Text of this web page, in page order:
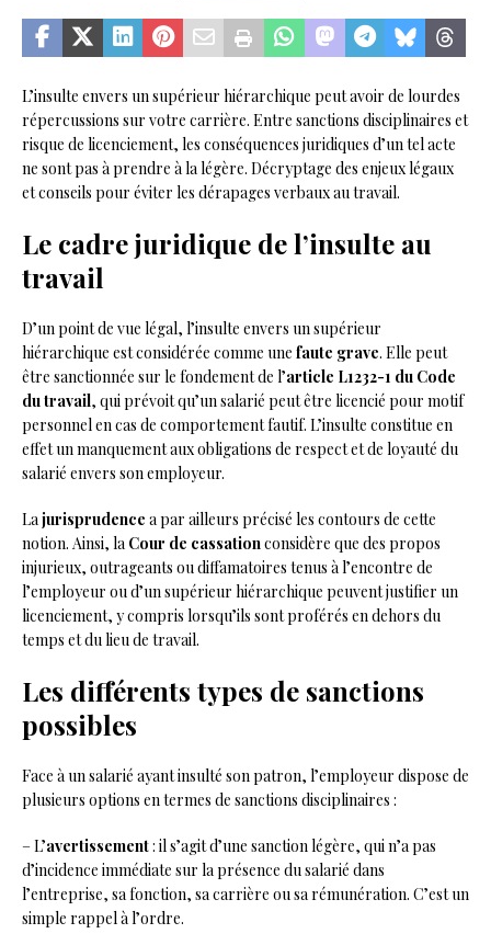
L’insulte envers un supérieur hiérarchique peut avoir de lourdes
répercussions sur votre carrière. Entre sanctions disciplinaires et
risque de licenciement, les conséquences juridiques d’un tel acte
ne sont pas à prendre à la légère. Décryptage des enjeux légaux
et conseils pour éviter les dérapages verbaux au travail.
Le cadre juridique de l’insulte au
travail
D’un point de vue légal, l’insulte envers un supérieur
hiérarchique est considérée comme une faute grave. Elle peut
être sanctionnée sur le fondement de l’article L1232-1 du Code
du travail, qui prévoit qu’un salarié peut être licencié pour motif
personnel en cas de comportement fautif. L’insulte constitue en
effet un manquement aux obligations de respect et de loyauté du
salarié envers son employeur.
La jurisprudence a par ailleurs précisé les contours de cette
notion. Ainsi, la Cour de cassationconsidère que des propos
injurieux, outrageants ou diffamatoires tenus à l’encontre de
l’employeur ou d’un supérieur hiérarchique peuvent justifier un
licenciement, y compris lorsqu’ils sont proférés en dehors du
temps et du lieu de travail.
Les différents types de sanctions
possibles
Face à un salarié ayant insulté son patron, l’employeur dispose de
plusieurs options en termes de sanctions disciplinaires :
– L’avertissement: il s’agit d’une sanction légère, qui n’a pas
d’incidence immédiate sur la présence du salarié dans
l’entreprise, sa fonction, sa carrière ou sa rémunération. C’est un
simple rappel à l’ordre.